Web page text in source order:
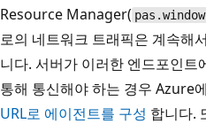
Resource Manager(
로의 네트워크 트래픽은 계속해
니다. 서버가 이러한 엔드포인트
통해 통신해야 하는 경우 Azure
URL로 에이전트를 구성 합니다.